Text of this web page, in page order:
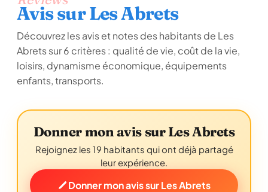
Avis sur Les Abrets
Découvrez les avis et notes des habitants de Les
Abrets sur 6 critères : qualité de vie, coût de la vie,
loisirs, dynamisme économique, équipements
enfants, transports.
Donner mon avis sur Les Abrets
Rejoignez les 19 habitants qui ont déjà partagé
leur expérience.
Donner mon avis sur Les Abrets